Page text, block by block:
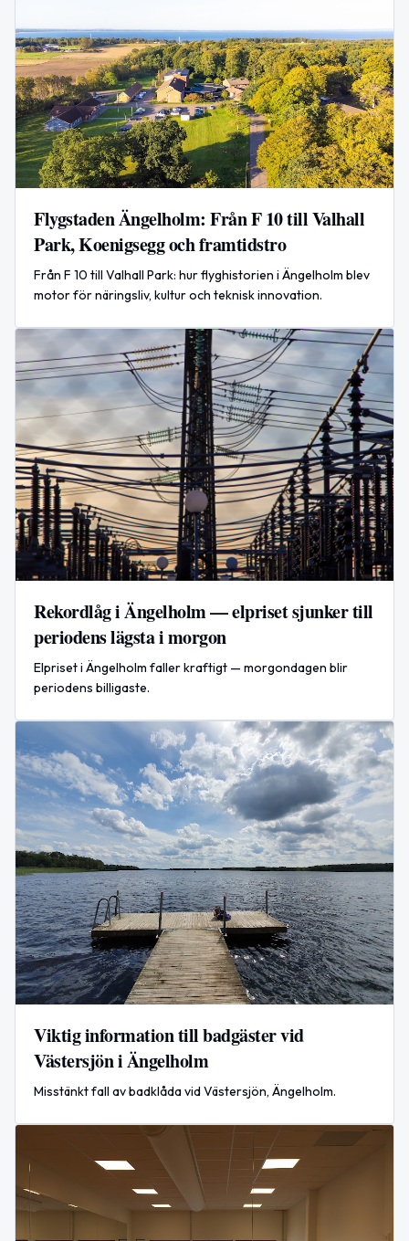
Flygstaden Ängelholm: Från F 10 till Valhall
Park, Koenigsegg och framtidstro
Från F 10 till Valhall Park: hur flyghistorien i Ängelholm blev
motor för näringsliv, kultur och teknisk innovation.
Rekordlåg i Ängelholm — elpriset sjunker till
periodens lägsta i morgon
Elpriset i Ängelholm faller kraftigt — morgondagen blir
periodens billigaste.
Viktig information till badgäster vid
Västersjön i Ängelholm
Misstänkt fall av badklåda vid Västersjön, Ängelholm.